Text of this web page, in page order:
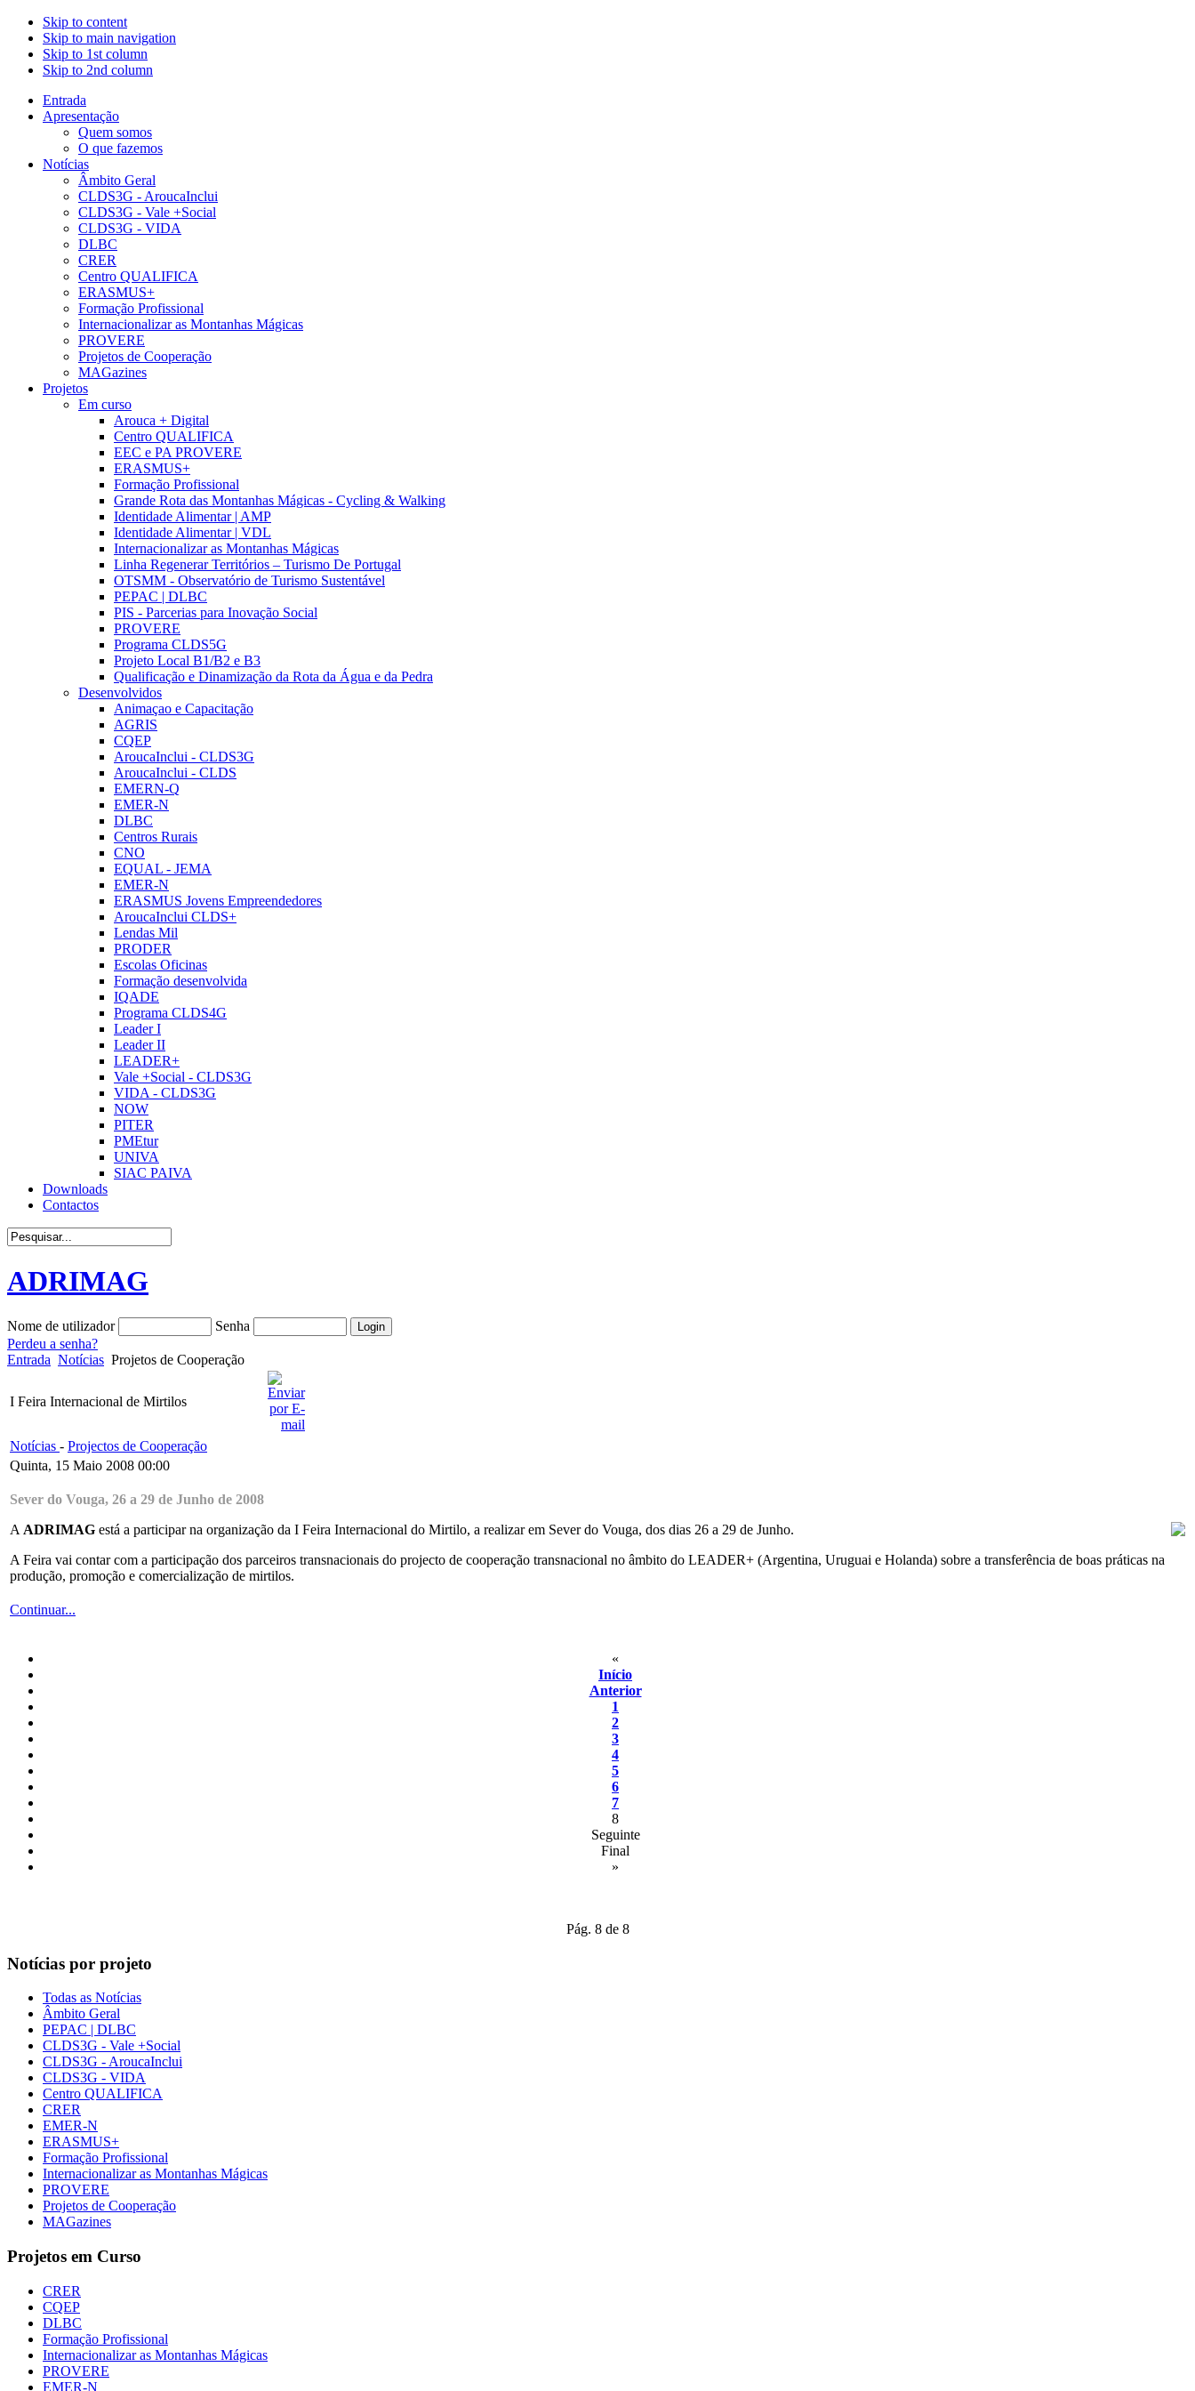
Skip to content
Skip to main navigation
Skip to 1st column
Skip to 2nd column
Entrada
Apresentação
Quem somos
O que fazemos
Notícias
Âmbito Geral
CLDS3G - AroucaInclui
CLDS3G - Vale +Social
CLDS3G - VIDA
DLBC
CRER
Centro QUALIFICA
ERASMUS+
Formação Profissional
Internacionalizar as Montanhas Mágicas
PROVERE
Projetos de Cooperação
MAGazines
Projetos
Em curso
Arouca + Digital
Centro QUALIFICA
EEC e PA PROVERE
ERASMUS+
Formação Profissional
Grande Rota das Montanhas Mágicas - Cycling & Walking
Identidade Alimentar | AMP
Identidade Alimentar | VDL
Internacionalizar as Montanhas Mágicas
Linha Regenerar Territórios – Turismo De Portugal
OTSMM - Observatório de Turismo Sustentável
PEPAC | DLBC
PIS - Parcerias para Inovação Social
PROVERE
Programa CLDS5G
Projeto Local B1/B2 e B3
Qualificação e Dinamização da Rota da Água e da Pedra
Desenvolvidos
Animaçao e Capacitação
AGRIS
CQEP
AroucaInclui - CLDS3G
AroucaInclui - CLDS
EMERN-Q
EMER-N
DLBC
Centros Rurais
CNO
EQUAL - JEMA
EMER-N
ERASMUS Jovens Empreendedores
AroucaInclui CLDS+
Lendas Mil
PRODER
Escolas Oficinas
Formação desenvolvida
IQADE
Programa CLDS4G
Leader I
Leader II
LEADER+
Vale +Social - CLDS3G
VIDA - CLDS3G
NOW
PITER
PMEtur
UNIVA
SIAC PAIVA
Downloads
Contactos
ADRIMAG
Nome de utilizador
Senha
Perdeu a senha?
Entrada Notícias Projetos de Cooperação
I Feira Internacional de Mirtilos
Notícias - Projectos de Cooperação
Quinta, 15 Maio 2008 00:00
Sever do Vouga, 26 a 29 de Junho de 2008
A ADRIMAG está a participar na organização da I Feira Internacional do Mirtilo, a realizar em Sever do Vouga, dos dias 26 a 29 de Junho.
A Feira vai contar com a participação dos parceiros transnacionais do projecto de cooperação transnacional no âmbito do LEADER+ (Argentina, Uruguai e Holanda) sobre a transferência de boas práticas na
produção, promoção e comercialização de mirtilos.
Continuar...
«
Início
Anterior
1
2
3
4
5
6
7
8
Seguinte
Final
»
Pág. 8 de 8
Notícias por projeto
Todas as Notícias
Âmbito Geral
PEPAC | DLBC
CLDS3G - Vale +Social
CLDS3G - AroucaInclui
CLDS3G - VIDA
Centro QUALIFICA
CRER
EMER-N
ERASMUS+
Formação Profissional
Internacionalizar as Montanhas Mágicas
PROVERE
Projetos de Cooperação
MAGazines
Projetos em Curso
CRER
CQEP
DLBC
Formação Profissional
Internacionalizar as Montanhas Mágicas
PROVERE
EMER-N